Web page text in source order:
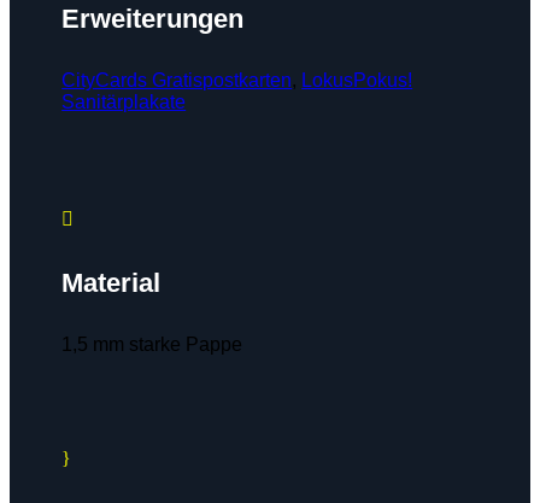
Erweiterungen
CityCards Gratispostkarten, LokusPokus!
Sanitärplakate

Material
1,5 mm starke Pappe
}